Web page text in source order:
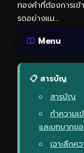
ทองคำที่ต้องการเข้
รดอย่างแม…
Menu
📋 สารบัญ
สารบัญ
ทำความเ
และบทบาทข
เจาะลึกค